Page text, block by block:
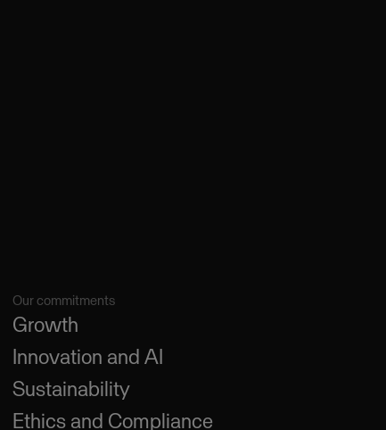
Our commitments
Growth
Innovation and AI
Sustainability
Ethics and Compliance